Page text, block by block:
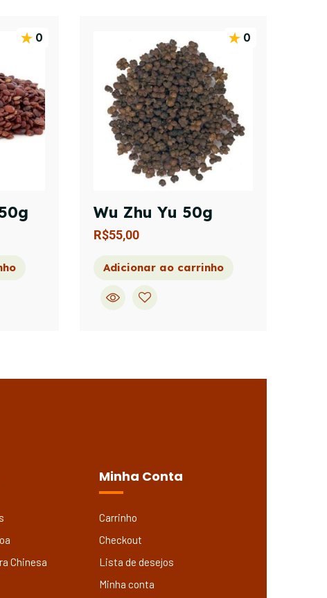
0 0
Wu Zhu Yu 50g
R$55,00
Adicionar ao carrinho
Chinesa
Minha Conta
Carrinho
Checkout
Lista de desejos
Minha conta